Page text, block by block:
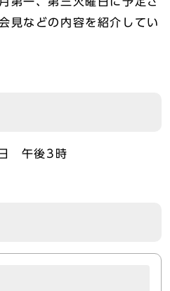
見などの内容を紹介してい
午後3時